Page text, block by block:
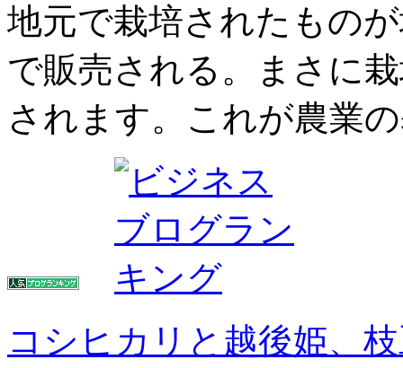
地元で栽培されたもの
で販売される。まさに
されます。これが農業
コシヒカリと越後姫、